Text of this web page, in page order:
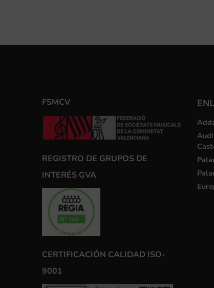
FSMCV
REGISTRO DE GRUPOS DE
INTERÉS GVA
CERTIFICACIÓN CALIDAD ISO-
9001